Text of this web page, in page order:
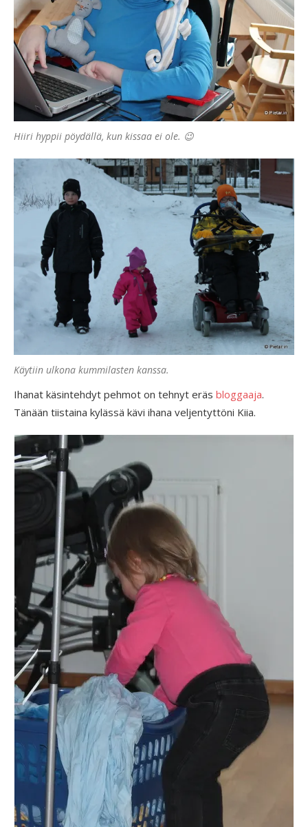
Hiiri hyppii pöydällä, kun kissaa ei ole. 😉
Käytiin ulkona kummilasten kanssa.
Ihanat käsintehdyt pehmot on tehnyt eräs bloggaaja.
Tänään tiistaina kylässä kävi ihana veljentyttöni Kiia.